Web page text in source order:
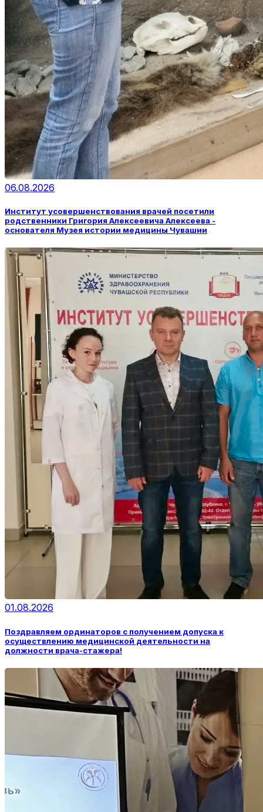
06.08.2026
Институт усовершенствования врачей посетили
родственники Григория Алексеевича Алексеева -
основателя Музея истории медицины Чувашии
01.08.2026
Поздравляем ординаторов с получением допуска к
осуществлению медицинской деятельности на
должности врача-стажера!